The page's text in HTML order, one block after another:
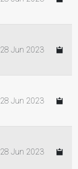
28 Jun 2023
28 Jun 2023
28 Jun 2023